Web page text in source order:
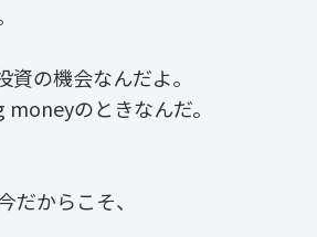
の機会なんだよ。
のときなんだ。
からこそ、